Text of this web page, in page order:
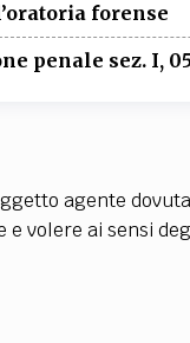
forense
penale sez. I,
agente
volere ai sensi